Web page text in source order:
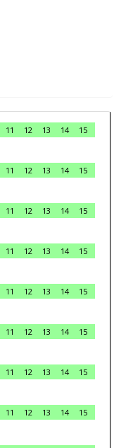
11 12 13 14
15
11 12 13 14
15
11 12 13 14
15
11 12 13 14
15
11 12 13 14
15
11 12 13 14
15
11 12 13 14
15
11 12 13 14
15